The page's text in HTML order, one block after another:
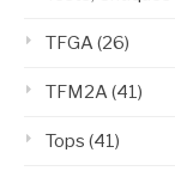
TFGA(26)
TFM2A(41)
Tops (41)